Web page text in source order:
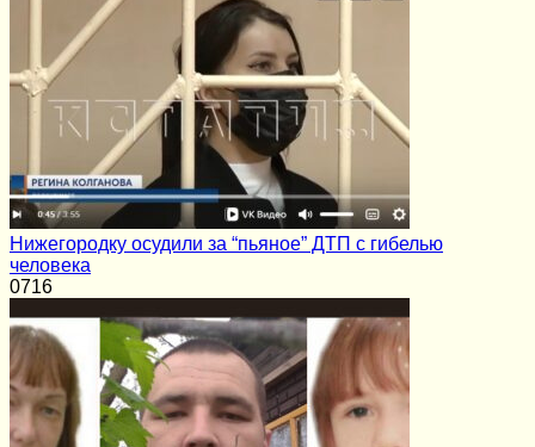
Нижегородку осудили за “пьяное” ДТП с гибелью
человека
0716